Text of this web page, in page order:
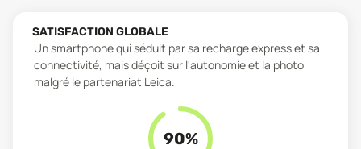
SATISFACTION GLOBALE
Un smartphone qui séduit par sa recharge express et sa
connectivité, mais déçoit sur l'autonomie et la photo
malgré le partenariat Leica.
90%